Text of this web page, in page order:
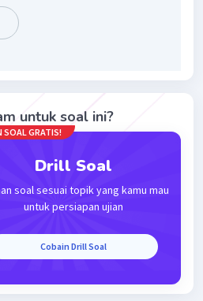
untuk soal ini?
SOAL GRATIS!
Drill Soal
soal sesuai topik yang kamu mau
untuk persiapan ujian
Cobain Drill Soal